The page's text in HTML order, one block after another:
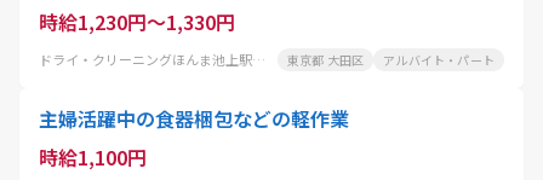
時給1,230円～1,330円
ドライ・クリーニングほんま池上駅前店 東京都 大田区 アルバイト・パート
主婦活躍中の食器梱包などの軽作業
時給1,100円